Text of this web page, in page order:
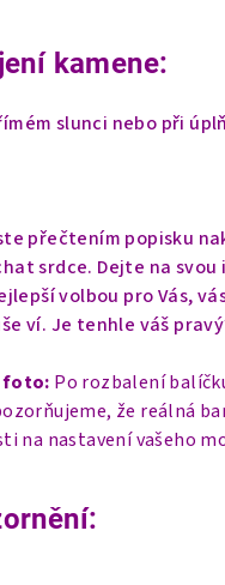
kamene:
slunci nebo při
přečtením popisku
srdce. Dejte na
volbou pro Vás,
ví. Je tenhle váš
foto: Po rozbalení
že reálná
na nastavení vašeho